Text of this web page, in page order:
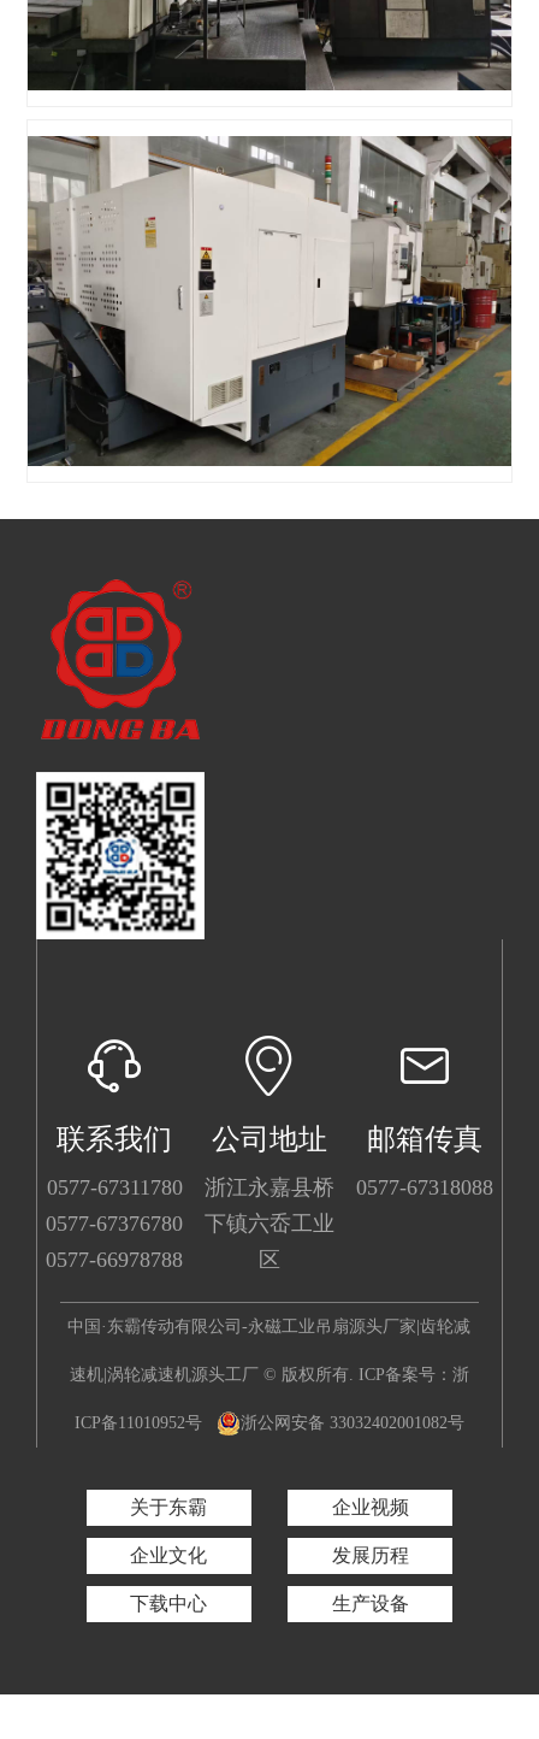
联系我们
0577-67311780
0577-67376780
0577-66978788
公司地址
浙江永嘉县桥
下镇六岙工业
区
邮箱传真
0577-67318088
中国·东霸传动有限公司-永磁工业吊扇源头厂家|齿轮减
速机|涡轮减速机源头工厂 © 版权所有. ICP备案号： 浙
ICP备11010952号 浙公网安备 33032402001082号
关于东霸 企业视频
企业文化 发展历程
下载中心 生产设备